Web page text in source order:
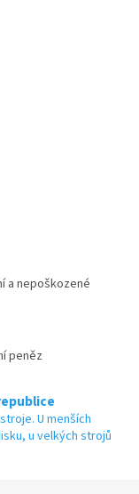
a nepoškozené
peněz
U menších
u velkých strojů